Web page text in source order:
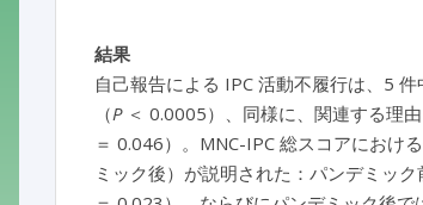
結果
自己報告による IPC 活動不履行は、5
（P＜ 0.0005）、同様に、関連する理
＝ 0.046）。MNC-IPC 総スコアにおけ
ミック後）が説明された：パンデミッ